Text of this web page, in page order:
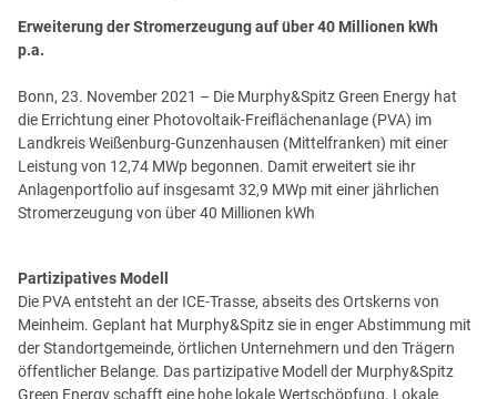
Erweiterung der Stromerzeugung auf über 40 Millionen kWh
p.a.
Bonn, 23. November 2021 – Die Murphy&Spitz Green Energy hat
die Errichtung einer Photovoltaik-Freiflächenanlage (PVA) im
Landkreis Weißenburg-Gunzenhausen (Mittelfranken) mit einer
Leistung von 12,74 MWp begonnen. Damit erweitert sie ihr
Anlagenportfolio auf insgesamt 32,9 MWp mit einer jährlichen
Stromerzeugung von über 40 Millionen kWh
Partizipatives Modell
Die PVA entsteht an der ICE-Trasse, abseits des Ortskerns von
Meinheim. Geplant hat Murphy&Spitz sie in enger Abstimmung mit
der Standortgemeinde, örtlichen Unternehmern und den Trägern
öffentlicher Belange. Das partizipative Modell der Murphy&Spitz
Green Energy schafft eine hohe lokale Wertschöpfung. Lokale